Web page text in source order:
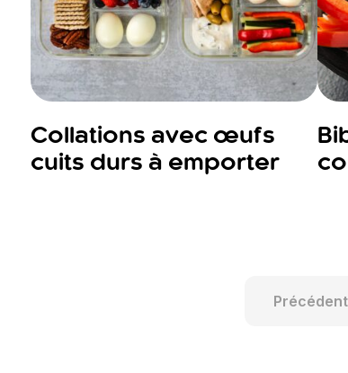
Collations avec œufs
cuits durs à emporter
Précédent